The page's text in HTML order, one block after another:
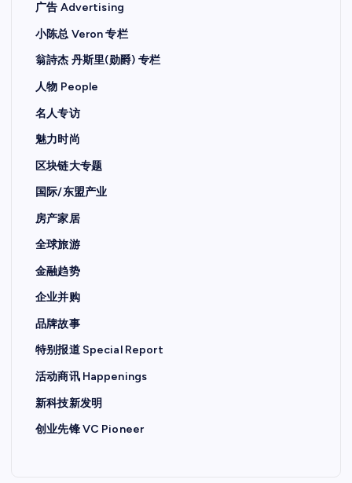
广告 Advertising
小陈总 Veron 专栏
翁詩杰 丹斯里(勋爵) 专栏
人物 People
名人专访
魅力时尚
区块链大专题
国际/东盟产业
房产家居
全球旅游
金融趋势
企业并购
品牌故事
特别报道 Special Report
活动商讯 Happenings
新科技新发明
创业先锋 VC Pioneer